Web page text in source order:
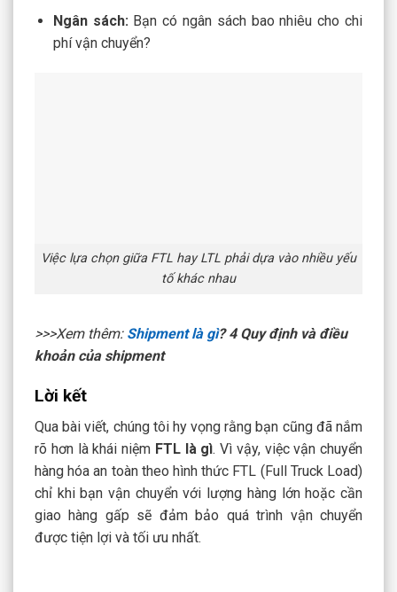
Ngân sách: Bạn có ngân sách bao nhiêu cho chi
phí vận chuyển?
Việc lựa chọn giữa FTL hay LTL phải dựa vào nhiều yếu
tố khác nhau
>>>Xem thêm: Shipment là gì? 4 Quy định và điều
khoản của shipment
Lời kết
Qua bài viết, chúng tôi hy vọng rằng bạn cũng đã nắm
rõ hơn là khái niệm FTL là gì. Vì vậy, việc vận chuyển
hàng hóa an toàn theo hình thức FTL (Full Truck Load)
chỉ khi bạn vận chuyển với lượng hàng lớn hoặc cần
giao hàng gấp sẽ đảm bảo quá trình vận chuyển
được tiện lợi và tối ưu nhất.